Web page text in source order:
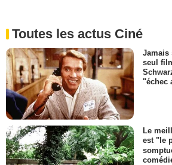
Toutes les actus Ciné
Jamais
seul
"échec
Le
est "le